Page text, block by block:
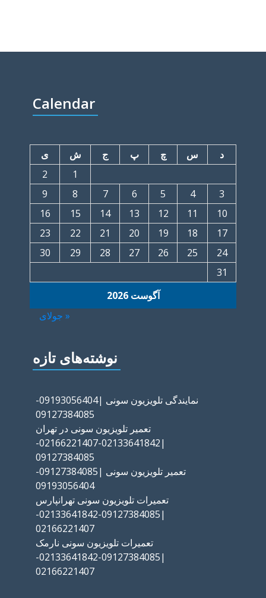
Calendar
آگوست 2026
د س چ پ ج ش
ی
1
2
3
4
5
6
7
8
9
10
11
12
13
14
15
16
17
18
19
20
21
22
23
24
25
26
27
28
29
30
31
« جولای
نوشته‌های تازه
نمایندگی تلویزیون سونی |09193056404-
09127384085
تعمیر تلویزیون سونی در تهران
|02133641842-02166221407-
09127384085
تعمیر تلویزیون سونی |09127384085-
09193056404
تعمیرات تلویزیون سونی تهرانپارس
|09127384085-02133641842-
02166221407
تعمیرات تلویزیون سونی نارمک
|09127384085-02133641842-
02166221407